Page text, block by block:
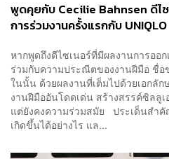
พูดคุยกับ Cecilie Bahnsen ดีไซ
การร่วมงานครั้งแรกกับ UNIQLO
หากพูดถึงดีไซเนอร์ที่มีผลงานการอ
ร่วมกับความประณีตของงานฝีมือ ชื่อ
ในนั้น ด้วยผลงานที่เต็มไปด้วยเอกลั
งานฝีมืออันโดดเด่น สร้างสรรค์ซิลลู
แต่ยังคงความร่วมสมัย ประเด็นสำ
เกิดขึ้นได้อย่างไร แล...